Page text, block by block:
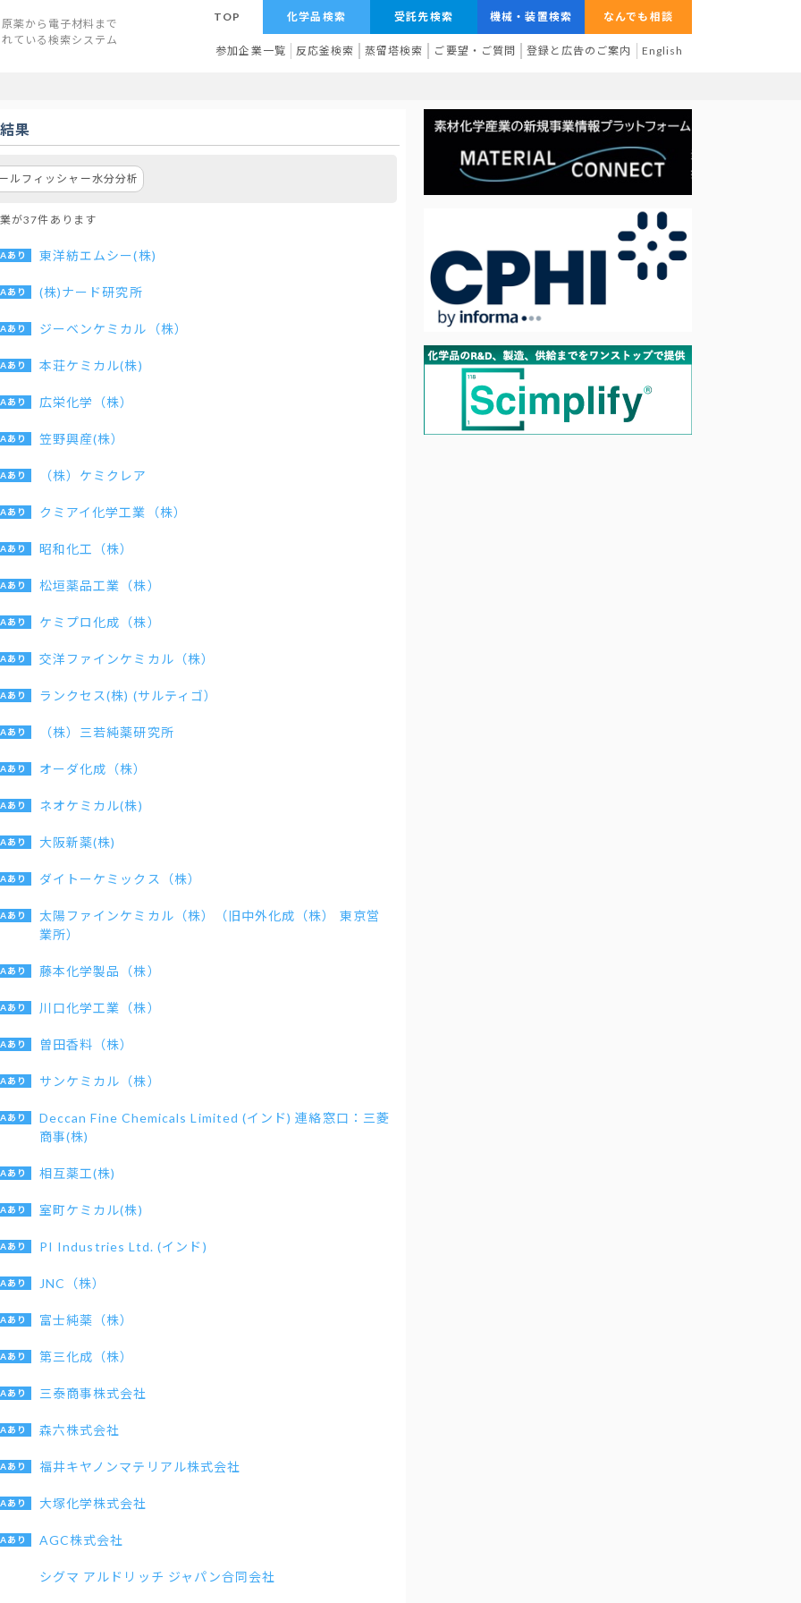
薬から電子材料まで
ている検索システム
TOP 化学品検索 受託先検索 機械・装置検索 なんでも相談
参加企業一覧 反応釜検索 蒸留塔検索 ご要望・ご質問 登録と広告のご案内 English
果
ルフィッシャー水分分析
が37件あります
東洋紡エムシー(株)
(株)ナード研究所
ジーベンケミカル（株）
本荘ケミカル(株)
広栄化学（株）
笠野興産(株）
（株）ケミクレア
クミアイ化学工業（株）
昭和化工（株）
松垣薬品工業（株）
ケミプロ化成（株）
交洋ファインケミカル（株）
ランクセス(株) (サルティゴ）
（株）三若純薬研究所
オーダ化成（株）
ネオケミカル(株)
大阪新薬(株)
ダイトーケミックス（株）
太陽ファインケミカル（株）（旧中外化成（株） 東京営
業所）
藤本化学製品（株）
川口化学工業（株）
曽田香料（株）
サンケミカル（株）
Deccan Fine Chemicals Limited (インド) 連絡窓口：三菱
商事(株)
相互薬工(株)
室町ケミカル(株)
PI Industries Ltd. (インド)
JNC（株）
富士純薬（株）
第三化成（株）
三泰商事株式会社
森六株式会社
福井キヤノンマテリアル株式会社
大塚化学株式会社
AGC株式会社
シグマ アルドリッチ ジャパン合同会社